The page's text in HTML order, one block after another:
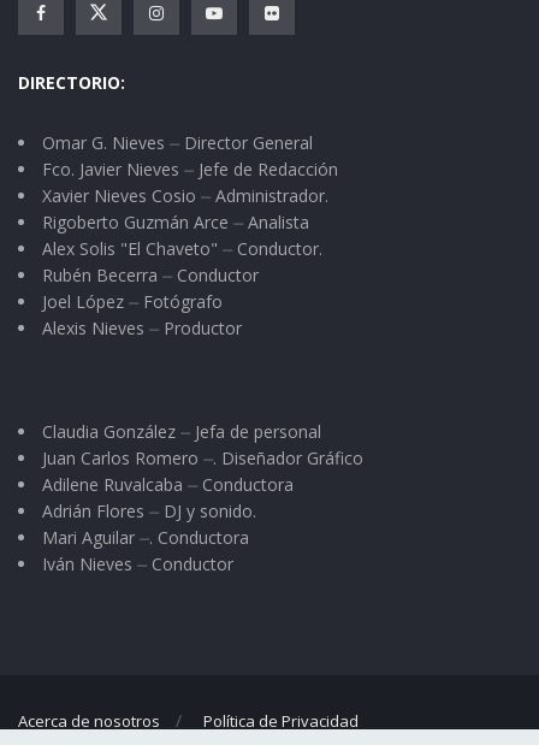
DIRECTORIO:
Omar G. Nieves ⏤ Director General
Fco. Javier Nieves ⏤ Jefe de Redacción
Xavier Nieves Cosio ⏤ Administrador.
Rigoberto Guzmán Arce ⏤ Analista
Alex Solis "El Chaveto" ⏤ Conductor.
Rubén Becerra ⏤ Conductor
Joel López ⏤ Fotógrafo
Alexis Nieves ⏤ Productor
Claudia González ⏤ Jefa de personal
Juan Carlos Romero ⏤. Diseñador Gráfico
Adilene Ruvalcaba ⏤ Conductora
Adrián Flores ⏤ DJ y sonido.
Mari Aguilar ⏤. Conductora
Iván Nieves ⏤ Conductor
Acerca de nosotros Política de Privacidad